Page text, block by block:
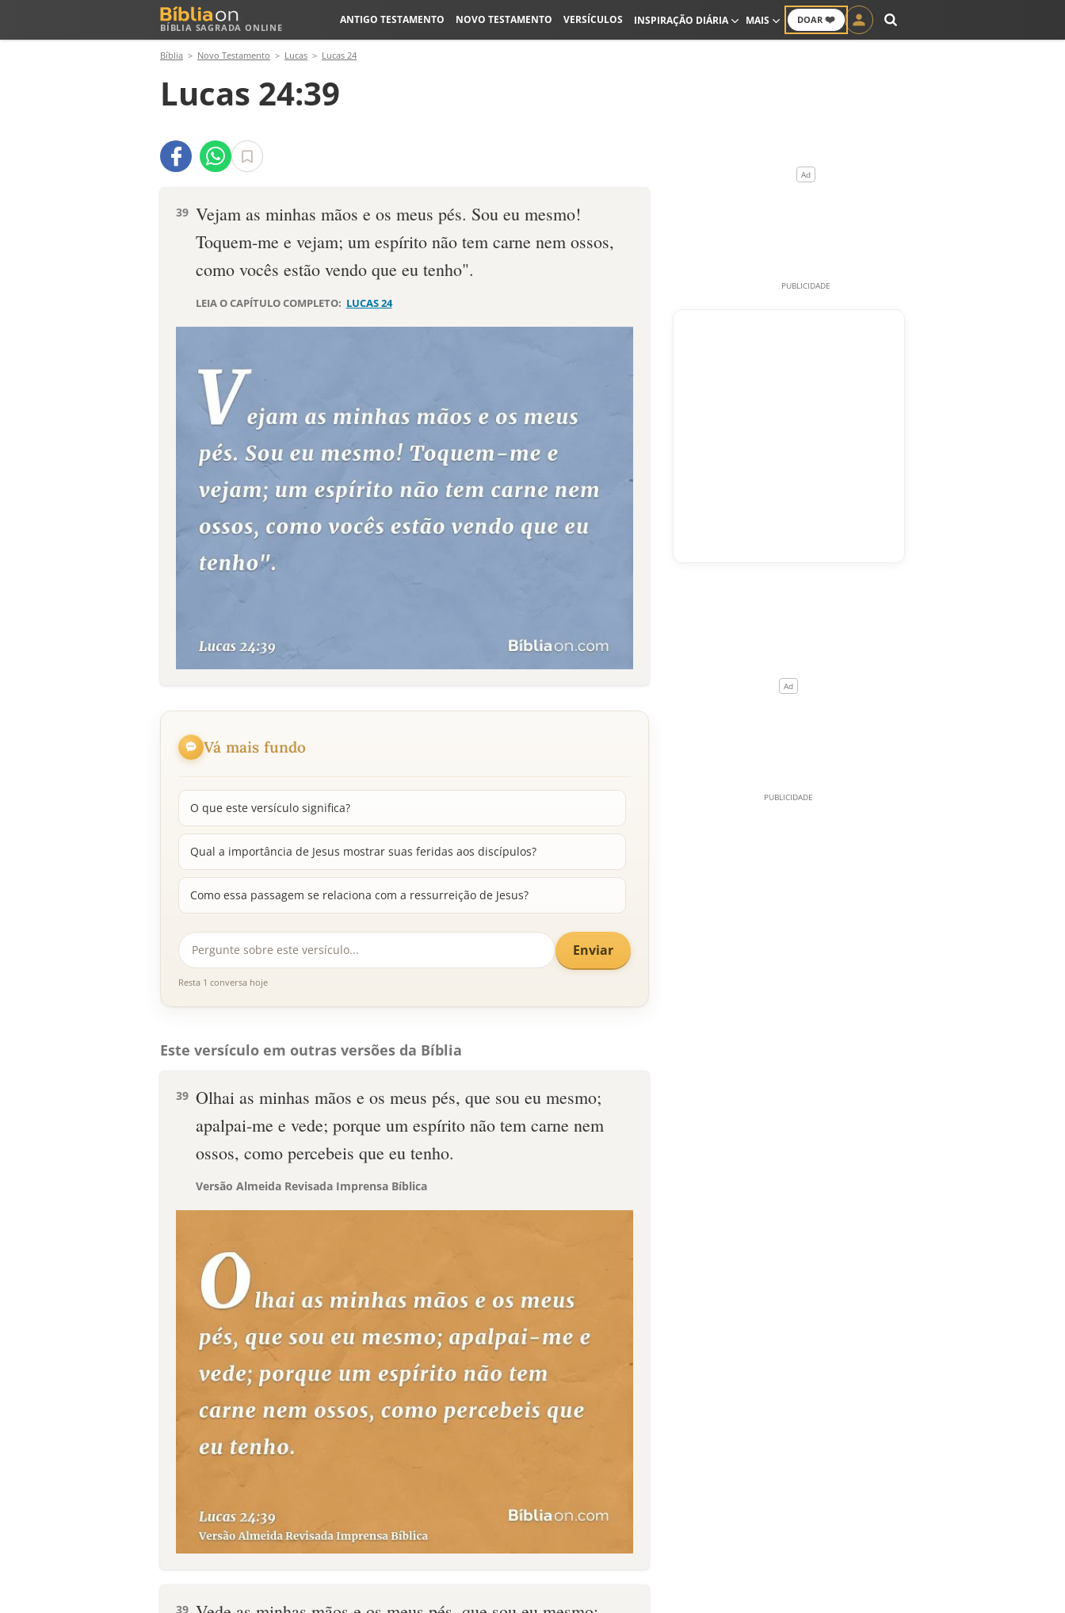
BÍBLIA SAGRADA ONLINE
DOAR ❤️
ANTIGO TESTAMENTO NOVO TESTAMENTO VERSÍCULOS INSPIRAÇÃO DIÁRIA MAIS
Bíblia Novo Testamento Lucas Lucas 24
Lucas 24:39
39 Vejam as minhas mãos e os meus pés. Sou eu mesmo!
Toquem-me e vejam; um espírito não tem carne nem ossos,
como vocês estão vendo que eu tenho".
LEIA O CAPÍTULO COMPLETO: LUCAS 24
Vá mais fundo
O que este versículo significa?
Qual a importância de Jesus mostrar suas feridas aos discípulos?
Como essa passagem se relaciona com a ressurreição de Jesus?
Enviar
Resta 1 conversa hoje
Este versículo em outras versões da Bíblia
39 Olhai as minhas mãos e os meus pés, que sou eu mesmo;
apalpai-me e vede; porque um espírito não tem carne nem
ossos, como percebeis que eu tenho.
Versão Almeida Revisada Imprensa Bíblica
39